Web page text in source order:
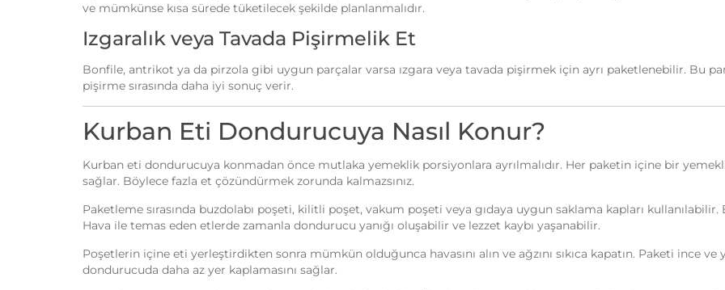
ve mümkünse kısa sürede tüketilecek şekilde planlanmalıdır.
Izgaralık veya Tavada Pişirmelik Et
Bonfile, antrikot ya da pirzola gibi uygun parçalar varsa ızgara veya tavada pişirmek için ayrı paketlenebilir. Bu
pişirme sırasında daha iyi sonuç verir.
Kurban Eti Dondurucuya Nasıl Konur?
Kurban eti dondurucuya konmadan önce mutlaka yemeklik porsiyonlara ayrılmalıdır. Her paketin içine bir
sağlar. Böylece fazla et çözündürmek zorunda kalmazsınız.
Paketleme sırasında buzdolabı poşeti, kilitli poşet, vakum poşeti veya gıdaya uygun saklama kapları
Hava ile temas eden etlerde zamanla dondurucu yanığı oluşabilir ve lezzet kaybı yaşanabilir.
Poşetlerin içine eti yerleştirdikten sonra mümkün olduğunca havasını alın ve ağzını sıkıca kapatın. Paketi ince ve
dondurucuda daha az yer kaplamasını sağlar.